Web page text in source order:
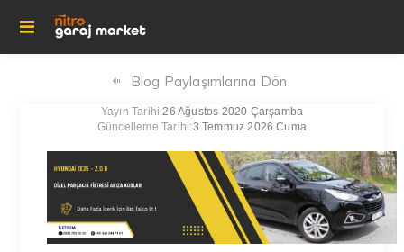
Blog Paylaşımlarına Dön
Yayın Tarihi:26 Ağustos 2020 Çarşamba
Güncelleme Tarihi:3 Temmuz 2026 Cuma